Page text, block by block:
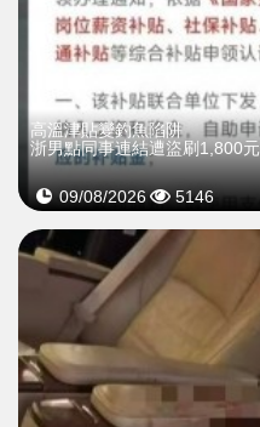
高溫津貼變釣魚陷阱
浙男點同事連結遭盜刷1,800元
09/08/2026 5146